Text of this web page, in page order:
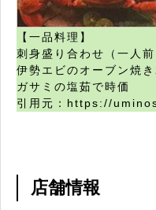
【一品料理】
刺身盛り合わせ（一人
伊勢エビのオーブン焼
ガサミの塩茹で時価
引用元：https://
店舗情報